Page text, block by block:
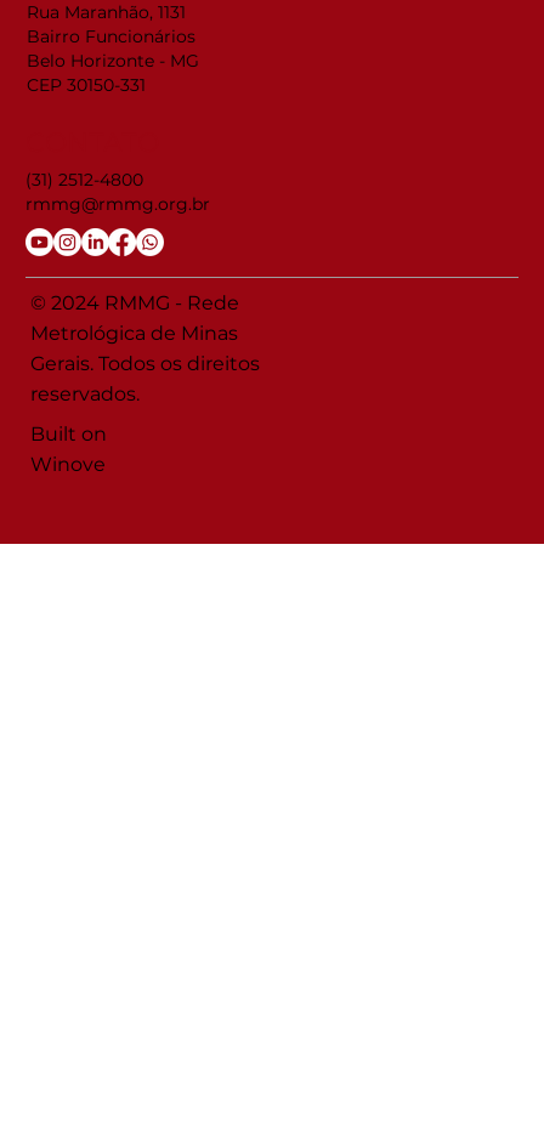
Rua Maranhão, 1131
Bairro Funcionários
Belo Horizonte - MG
CEP 30150-331
(31) 2512-4800
rmmg@rmmg.org.br
© 2024 RMMG - Rede
Metrológica de Minas
Gerais. Todos os direitos
reservados.
Built on
Winove